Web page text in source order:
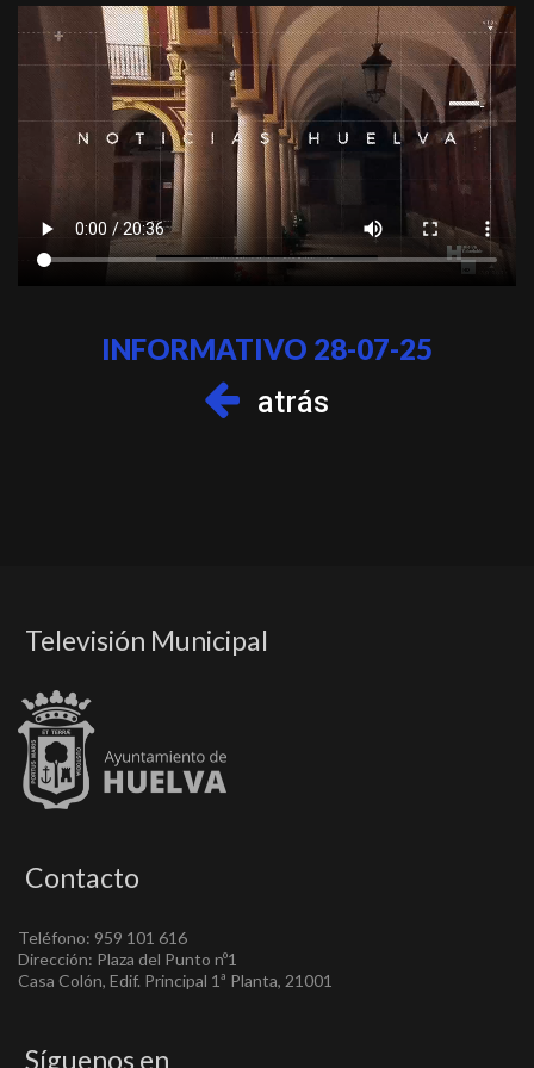
INFORMATIVO 28-07-25
atrás
Televisión Municipal
Contacto
Teléfono: 959 101 616
Dirección: Plaza del Punto nº1
Casa Colón, Edif. Principal 1ª Planta, 21001
Síguenos en